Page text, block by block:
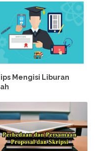
Mengisi Liburan